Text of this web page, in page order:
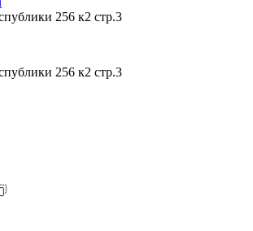
256 к2 стр.3
256 к2 стр.3